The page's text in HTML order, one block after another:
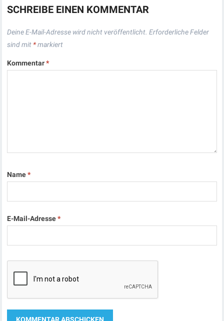
SCHREIBE EINEN KOMMENTAR
Deine E-Mail-Adresse wird nicht veröffentlicht. Erforderliche Felder
sind mit *markiert
Kommentar*
Name*
E-Mail-Adresse*